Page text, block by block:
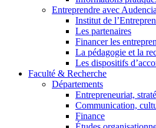
Entreprendre avec Audencia
Institut de
Les partenaires
Financer les
La pédagogie et la
Les dispositifs
Faculté & Recherche
Départements
Entrepreneuriat,
Communication,
Finance